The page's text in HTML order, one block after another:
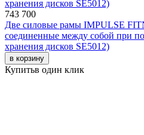
743 700
Две силовые рамы IMPULSE
соединенные между собой при
хранения дисков SE5012)
в корзину
Купитьв один клик